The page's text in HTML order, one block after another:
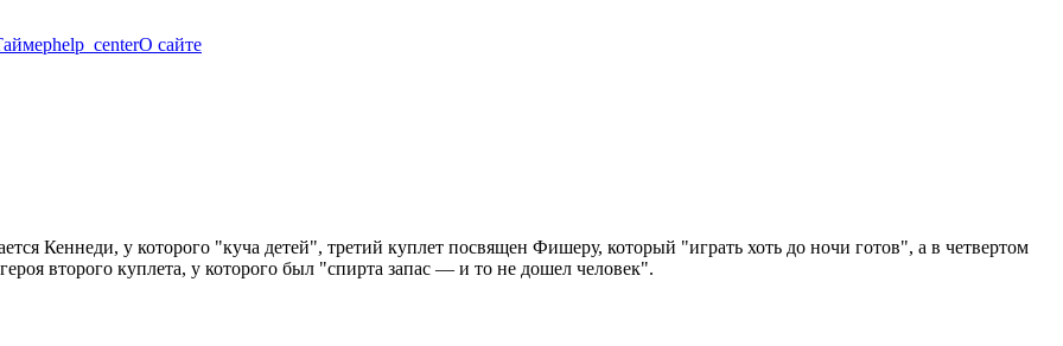
help_centerО сайте
Кеннеди, у которого "куча детей", третий куплет посвящен Фишеру, который "играть хоть до ночи готов", а в четвертом
второго куплета, у которого был "спирта запас — и то не дошел человек".